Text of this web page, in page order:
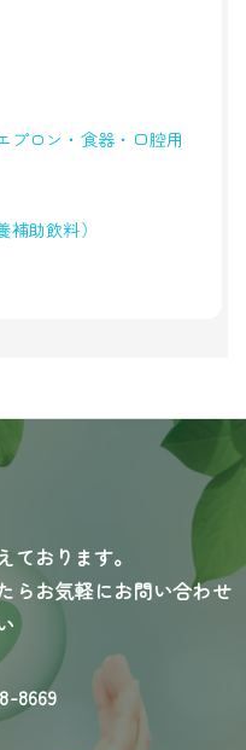
プロン・食器・口腔用
助飲料）
ております。
らお気軽にお問い合わせ
8669